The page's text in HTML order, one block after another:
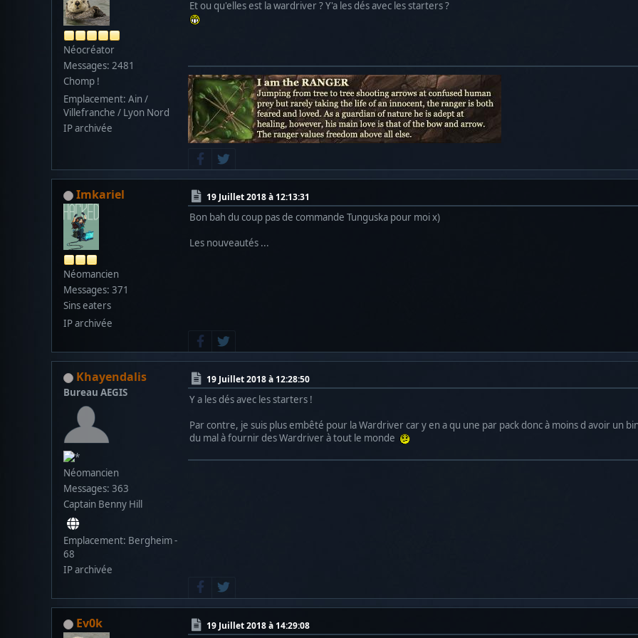
Néocréator
Messages: 2481
Chomp !
Emplacement: Ain /
Villefranche / Lyon Nord
IP archivée
Et ou qu'elles est la wardriver ? Y'a les dés avec les starters ?
Imkariel
Néomancien
Messages: 371
Sins eaters
IP archivée
19 Juillet 2018 à 12:13:31
Bon bah du coup pas de commande Tunguska pour moi x)
Les nouveautés ...
Khayendalis
Bureau AEGIS
Néomancien
Messages: 363
Captain Benny Hill
Emplacement: Bergheim -
68
IP archivée
19 Juillet 2018 à 12:28:50
Y a les dés avec les starters !
Par contre, je suis plus embêté pour la Wardriver car y en a qu une par pack donc à moins d avoir un
du mal à fournir des Wardriver à tout le monde
Ev0k 19 Juillet 2018 à 14:29:08